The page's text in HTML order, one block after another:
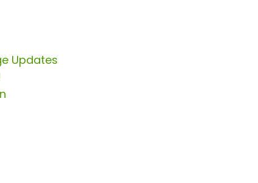
Updates